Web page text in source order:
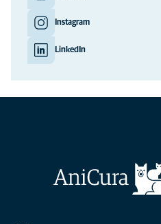
Instagram
LinkedIn